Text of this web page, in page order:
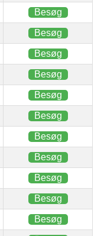
Besøg
Besøg
Besøg
Besøg
Besøg
Besøg
Besøg
Besøg
Besøg
Besøg
Besøg